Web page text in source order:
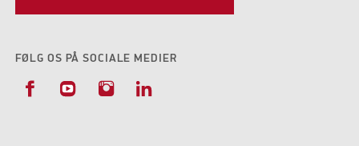
FØLG OS PÅ SOCIALE MEDIER